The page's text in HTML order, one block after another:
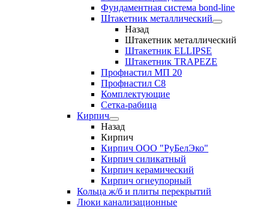
Фундаментная система bond-line
Штакетник металлический
Назад
Штакетник металлический
Штакетник ELLIPSE
Штакетник TRAPEZE
Профнастил МП 20
Профнастил С8
Комплектующие
Сетка-рабица
Кирпич
Назад
Кирпич
Кирпич ООО "РуБелЭко"
Кирпич силикатный
Кирпич керамический
Кирпич огнеупорный
Кольца ж/б и плиты перекрытий
Люки канализационные